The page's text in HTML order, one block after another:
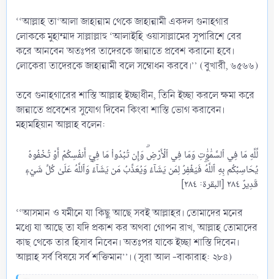
‘‘আল্লাহ তা‘আলা জাহান্নাম থেকে জাহান্নামী একদল গুনাহগার
লোককে মুহাম্মাদ সাল্লাল্লাহু ‘আলাইহি ওয়াসাল্লামের সুপারিশে বের
করে আনবেন অতঃপর তাদেরকে জান্নাতে প্রবেশ করানো হবে।
লোকেরা তাদেরকে জাহান্নামী বলে সম্বোধন করবে।’’ (বুখারী, ৬৫৬৬)
তবে গুনাহগারের শাস্তি আল্লাহ ইচ্ছাধীন, তিনি ইচ্ছা করলে ক্ষমা করে
জান্নাতে প্রবেশের সুযোগ দিবেন কিংবা শাস্তি ভোগ করাবেন।
মহামহিয়ান আল্লাহ বলেন:
لِّلَّهِ مَا فِي ٱلسَّمَٰوَٰتِ وَمَا فِي ٱلۡأَرۡضِۗ وَإِن تُبۡدُواْ مَا فِيٓ أَنفُسِكُمۡ أَوۡ تُخۡفُوهُ
يُحَاسِبۡكُم بِهِ ٱللَّهُۖ فَيَغۡفِرُ لِمَن يَشَآءُ وَيُعَذِّبُ مَن يَشَآءُۗ وَٱللَّهُ عَلَىٰ كُلِّ شَيۡءٖ
‘‘আসমান ও যমীনে যা কিছু আছে সবই আল্লাহর। তোমাদের মনের
মধ্যে যা আছে তা যদি প্রকাশ কর অথবা গোপন রাখ, আল্লাহ তোমাদের
কাছ থেকে তার হিসাব নিবেন। অতঃপর যাকে ইচ্ছা শাস্তি দিবেন।
আল্লাহ সর্ব বিষয়ে সর্ব শক্তিমান’’। (সূরা আল -বাকারাহ: ২৮৪)